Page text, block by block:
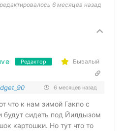
6 месяцев назад
Редактор Бывалый
6 месяцев назад
что к нам зимой Гакпо с
будут сидеть под Йилдызом
картошки. Но тут что то